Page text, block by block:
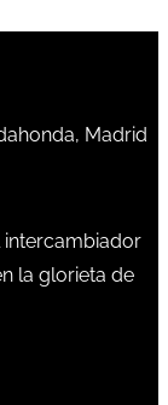
Madrid
intercambiador
la glorieta de